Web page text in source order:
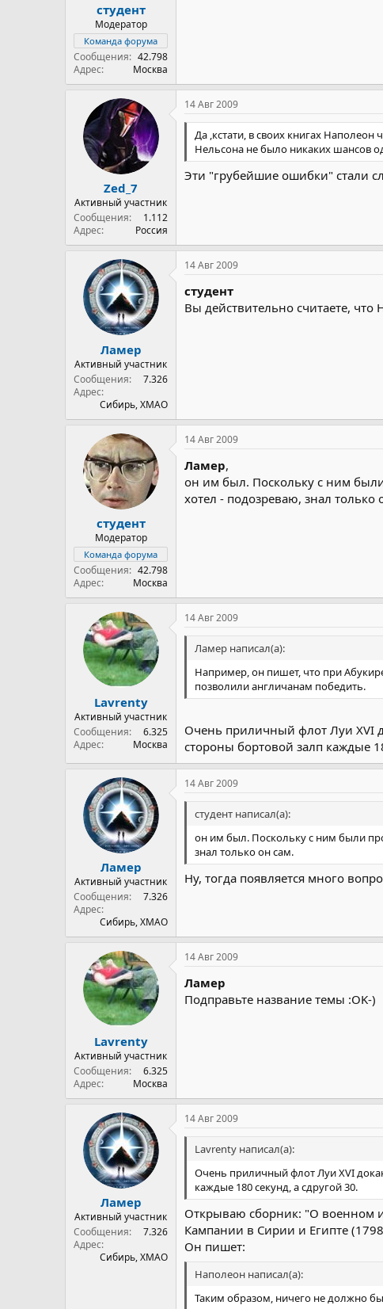
студент
Модератор
Команда форума
Сообщения
42.798
Адрес
Москва
Zed_7
Активный участник
Сообщения
1.112
Адрес
Россия
14 Авг 2009
Да ,кстати, в своих книгах
Нельсона не было никаких шансов
Эти "грубейшие ошибки" стали
Ламер
Активный участник
Сообщения
7.326
Адрес
Сибирь, ХМАО
14 Авг 2009
студент
Вы действительно считаете,
студент
Модератор
Команда форума
Сообщения
42.798
Адрес
Москва
14 Авг 2009
Ламер,
он им был. Поскольку с ним
хотел - подозреваю, знал только
Lavrenty
Активный участник
Сообщения
6.325
Адрес
Москва
14 Авг 2009
Ламер написал(а):
Например, он пишет, что при
позволили англичанам победить.
Очень приличный флот Луи XVI
стороны бортовой залп каждые
Ламер
Активный участник
Сообщения
7.326
Адрес
Сибирь, ХМАО
14 Авг 2009
студент написал(а):
он им был. Поскольку с ним были
знал только он сам.
Ну, тогда появляется много
Lavrenty
Активный участник
Сообщения
6.325
Адрес
Москва
14 Авг 2009
Ламер
Подправьте название темы :OK-)
Ламер
Активный участник
Сообщения
7.326
Адрес
Сибирь, ХМАО
14 Авг 2009
Lavrenty написал(а):
Очень приличный флот Луи XVI
каждые 180 секунд, а сдругой 30.
Открываю сборник: "О военном
Кампании в Сирии и Египте
Он пишет:
Наполеон написал(а):
Таким образом, ничего не должно